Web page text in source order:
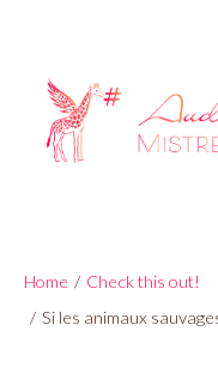
Home / Check this out!
/ Si les animaux